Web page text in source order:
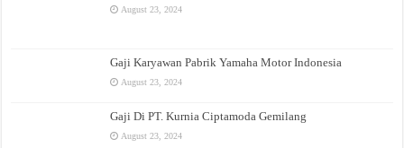
August 23, 2024
Gaji Karyawan Pabrik Yamaha Motor Indonesia
August 23, 2024
Gaji Di PT. Kurnia Ciptamoda Gemilang
August 23, 2024